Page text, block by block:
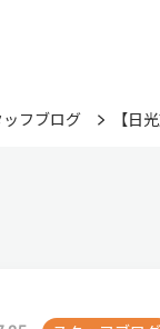
ッフブログ 【日